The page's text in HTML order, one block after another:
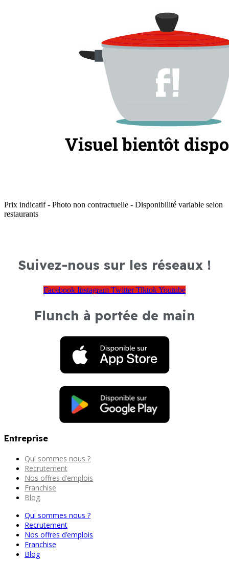
Prix indicatif - Photo non contractuelle - Disponibilité variable selon
restaurants
Suivez-nous sur les réseaux !
Facebook Instagram Twitter TiktokYoutube
Flunch à portée de main
Entreprise
Qui sommes nous ?
Recrutement
Nos offres d’emplois
Franchise
Blog
Qui sommes nous ?
Recrutement
Nos offres d’emplois
Franchise
Blog